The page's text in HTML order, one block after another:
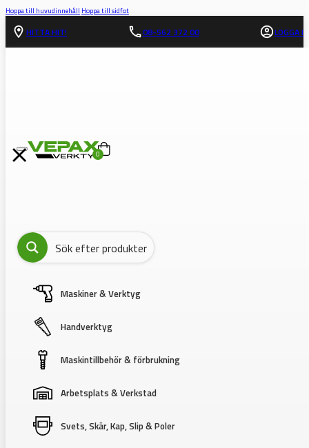
Hoppa till huvudinnehåll Hoppa till sidfot
HITTA HIT! 08-562 372 00 LOGGA IN
0
Maskiner & Verktyg
Handverktyg
Maskintillbehör & förbrukning
Arbetsplats & Verkstad
Svets, Skär, Kap, Slip & Poler